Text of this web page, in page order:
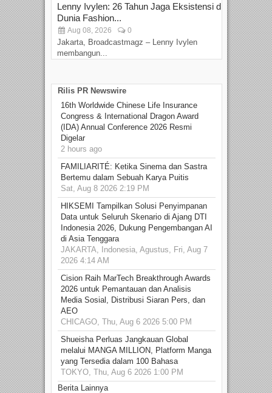
Lenny Ivylen: 26 Tahun Jaga Eksistensi di
Dunia Fashion...
Aug 08, 2026 0
Jakarta, Broadcastmagz – Lenny Ivylen
membangun...
Rilis PR Newswire
16th Worldwide Chinese Life Insurance
Congress & International Dragon Award
(IDA) Annual Conference 2026 Resmi
Digelar
2 hours ago
FAMILIARITÉ: Ketika Sinema dan Sastra
Bertemu dalam Sebuah Karya Puitis
Sat, Aug 8 2026 2:19 PM
HIKSEMI Tampilkan Solusi Penyimpanan
Data untuk Seluruh Skenario di Ajang DTI
Indonesia 2026, Dukung Pengembangan AI
di Asia Tenggara
JAKARTA, Indonesia, Agustus, Fri, Aug 7
2026 4:14 AM
Cision Raih MarTech Breakthrough Awards
2026 untuk Pemantauan dan Analisis
Media Sosial, Distribusi Siaran Pers, dan
AEO
CHICAGO, Thu, Aug 6 2026 5:00 PM
Shueisha Perluas Jangkauan Global
melalui MANGA MILLION, Platform Manga
yang Tersedia dalam 100 Bahasa
TOKYO, Thu, Aug 6 2026 1:00 PM
Berita Lainnya